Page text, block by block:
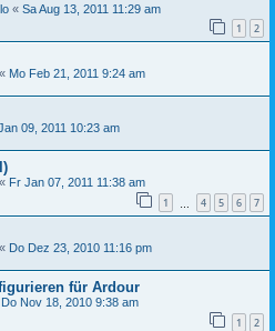
« Sa Aug 13, 2011 11:29 am
1 2
« Mo Feb 21, 2011 9:24 am
09, 2011 10:23 am
« Fr Jan 07, 2011 11:38 am
1 4 5 6 7
« Do Dez 23, 2010 11:16 pm
für Ardour
Do Nov 18, 2010 9:38 am
1 2